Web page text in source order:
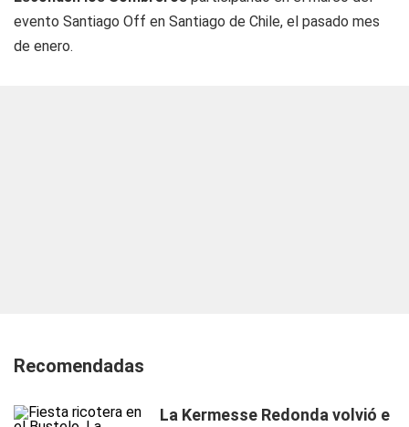
evento Santiago Off en Santiago de Chile, el pasado mes
de enero.
Recomendadas
La Kermesse Redonda volvió e